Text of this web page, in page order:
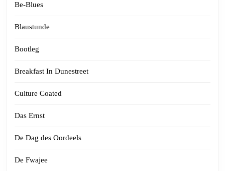
Be-Blues
Blaustunde
Bootleg
Breakfast In Dunestreet
Culture Coated
Das Ernst
De Dag des Oordeels
De Fwajee